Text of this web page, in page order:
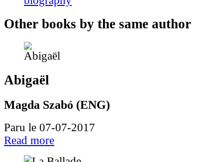
Other books by the same author
Abigaël
Magda Szabó (ENG)
Paru le 07-07-2017
Read more